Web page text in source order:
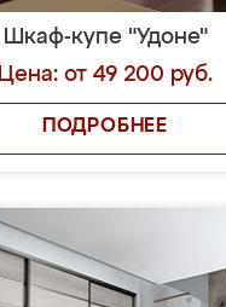
Шкаф-купе "Удоне"
Цена: от 49 200 руб.
ПОДРОБНЕЕ